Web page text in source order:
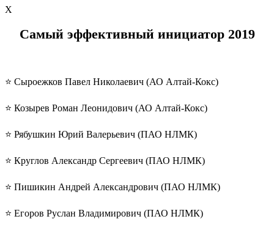
Х
Самый эффективный инициатор 2019
⭐️ Сыроежков Павел Николаевич (АО Алтай-Кокс)
⭐️ Козырев Роман Леонидович (АО Алтай-Кокс)
⭐️ Рябушкин Юрий Валерьевич (ПАО НЛМК)
⭐️ Круглов Александр Сергеевич (ПАО НЛМК)
⭐️ Пишикин Андрей Александрович (ПАО НЛМК)
⭐️ Егоров Руслан Владимирович (ПАО НЛМК)